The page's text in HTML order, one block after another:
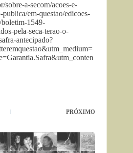
a-secom/acoes-e-
em-questao/edicoes-
1549-
pela-seca-terao-o-
antecipado?
PRÓXIMO